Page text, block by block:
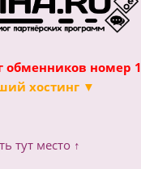
обменников номер 1
хостинг ▼
тут место ↑